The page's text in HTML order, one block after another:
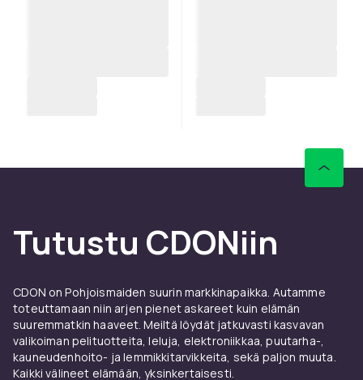
Tutustu CDONiin
CDON on Pohjoismaiden suurin markkinapaikka. Autamme
toteuttamaan niin arjen pienet askareet kuin elämän
suuremmatkin haaveet. Meiltä löydät jatkuvasti kasvavan
valikoiman pelituotteita, leluja, elektroniikkaa, puutarha-,
kauneudenhoito- ja lemmikkitarvikkeita, sekä paljon muuta.
Kaikki välineet elämään, yksinkertaisesti.